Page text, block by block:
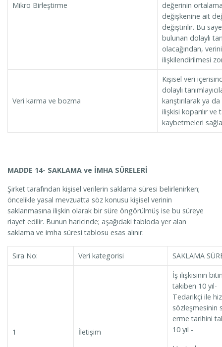
Mikro Birleştirme
değerinin
değişkenine ait
değiştirilir. Bu
bulunan dolaylı
olacağından,
ilişkilendirilmesi
Veri karma ve bozma
Kişisel veri
dolaylı
karıştırılarak ya
ilişkisi koparılır ve
kaybetmeleri
MADDE 14- SAKLAMA ve İMHA SÜRELERİ
Şirket tarafından kişisel verilerin saklama süresi belirlenirken;
öncelikle yasal mevzuatta söz konusu kişisel verinin
saklanmasına ilişkin olarak bir süre öngörülmüş ise bu süreye
riayet edilir. Bunun haricinde; aşağıdaki tabloda yer alan
saklama ve imha süresi tablosu esas alınır.
Sıra No: Veri kategorisi SAKLAMA
1 İletişim
İş ilişkisinin
takiben 10 yıl-
Tedarikçi ile
sözleşmesinin
erme tarihini
10 yıl -